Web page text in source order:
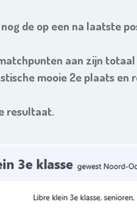
de op een na laatste
aan zijn
mooie 2e plaats en
resultaat.